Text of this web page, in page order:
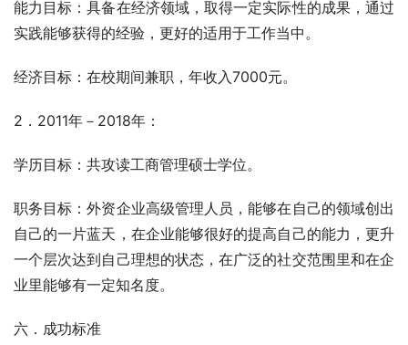
能力目标：具备在经济领域，取得一定实际性的成果，通过
实践能够获得的经验，更好的适用于工作当中。
经济目标：在校期间兼职，年收入7000元。
2．2011年－2018年：
学历目标：共攻读工商管理硕士学位。
职务目标：外资企业高级管理人员，能够在自己的领域创出
自己的一片蓝天，在企业能够很好的提高自己的能力，更升
一个层次达到自己理想的状态，在广泛的社交范围里和在企
业里能够有一定知名度。
六．成功标准